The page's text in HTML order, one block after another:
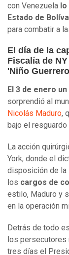
con Venezuela
Estado de
para combatir a
El día de la
Fiscalía de
'Niño
El 3 de enero
sorprendió al
Nicolás Maduro,
bajo el
La acción
York, donde el
disposición de la
los cargos de
estilo, Maduro y
en la operación
Detrás de todo
los
tres días el